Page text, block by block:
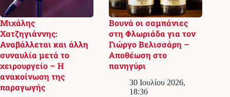
Μιχάλης
Χατζηγιάννης:
Αναβάλλεται και άλλη
συναυλία μετά το
χειρουργείο – Η
ανακοίνωση της
παραγωγής
Βουνά οι σαμπάνιες
στη Φλωριάδα για τον
Γιώργο Βελισσάρη –
Αποθέωση στο
πανηγύρι
30 Ιουλίου 2026,
18:36